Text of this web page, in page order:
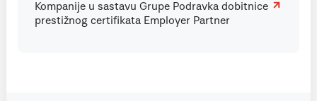
Kompanije u sastavu Grupe Podravka dobitnice
prestižnog certifikata Employer Partner